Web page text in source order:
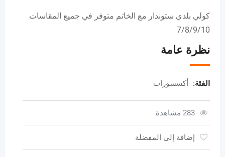
كولي بلدي ستوندار مع الخاتم متوفر في جميع المقاسات
7/8/9/10
نظرة عامة
الفئة: أكسسورات
283 مشاهدة
إضافة إلى المفضلة